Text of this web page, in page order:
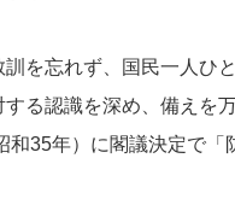
訓を忘れず、国民一人ひ
る認識を深め、備えを
和35年）に閣議決定で「